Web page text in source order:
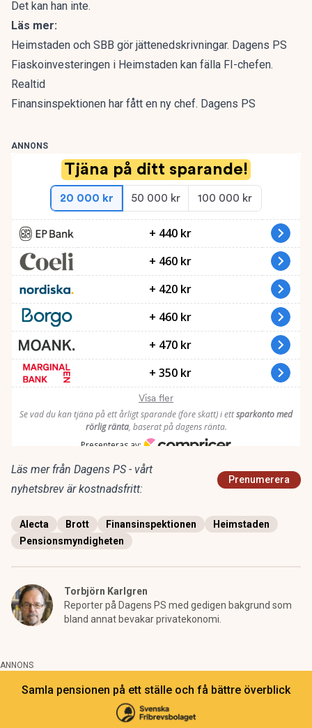
Det kan han inte.
Läs mer:
Heimstaden och SBB gör jättenedskrivningar. Dagens PS
Fiaskoinvesteringen i Heimstaden kan fälla FI-chefen.
Realtid
Finansinspektionen har fått en ny chef. Dagens PS
ANNONS
Läs mer från Dagens PS - vårt
nyhetsbrev är kostnadsfritt:
Prenumerera
Alecta Brott Finansinspektionen
Heimstaden
Pensionsmyndigheten
Torbjörn Karlgren
Reporter på Dagens PS med gedigen bakgrund som
bland annat bevakar privatekonomi.
ANNONS
Samla pensionen på ett ställe och få bättre överblick